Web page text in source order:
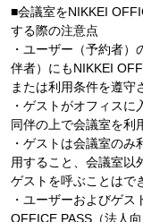
■会議室をNIKKEI
する際の注意点
・ユーザー（予約者
伴者）にもNIKKEI
または利用条件を遵守
・ゲストがオフィスに
同伴の上で会議室を利
・ゲストは会議室の
用すること、会議室以
ゲストを呼ぶことはで
・ユーザーおよびゲ
OFFICE PASS（法人